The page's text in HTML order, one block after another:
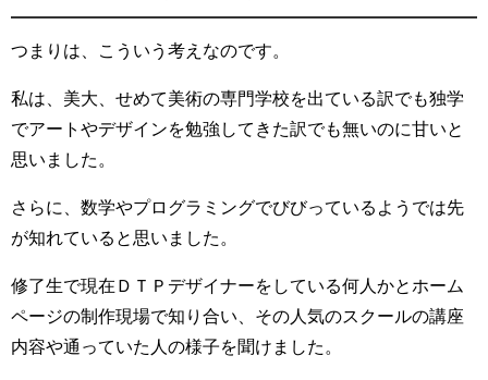
つまりは、こういう考えなのです。
私は、美大、せめて美術の専門学校を出ている訳でも独学
でアートやデザインを勉強してきた訳でも無いのに甘いと
思いました。
さらに、数学やプログラミングでびびっているようでは先
が知れていると思いました。
修了生で現在ＤＴＰデザイナーをしている何人かとホーム
ページの制作現場で知り合い、その人気のスクールの講座
内容や通っていた人の様子を聞けました。